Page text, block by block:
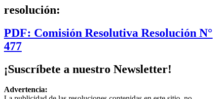
resolución:
PDF: Comisión Resolutiva Resolución N°
477
¡Suscríbete a nuestro Newsletter!
Advertencia: